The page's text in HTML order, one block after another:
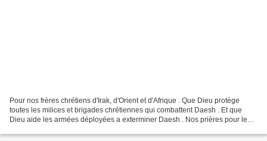
Pour nos frères chrétiens d'Irak, d'Orient et d'Afrique . Que Dieu protège
toutes les milices et brigades chrétiennes qui combattent Daesh . Et que
Dieu aide les armées déployées a exterminer Daesh . Nos prières pour le